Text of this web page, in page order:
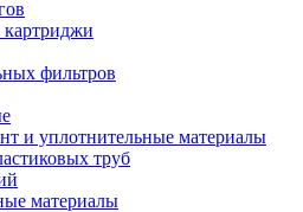
фильтров
и уплотнительные материалы
труб
материалы